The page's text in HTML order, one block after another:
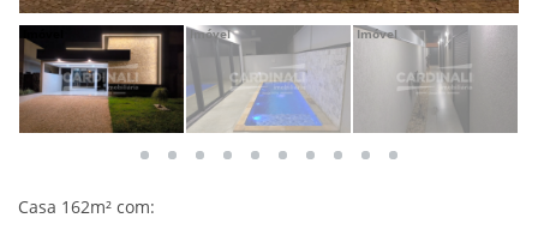
Imóvel Imóvel
Casa 162m² com: